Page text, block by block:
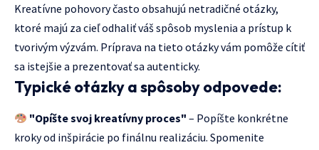
Kreatívne pohovory často obsahujú netradičné otázky,
ktoré majú za cieľ odhaliť váš spôsob myslenia a prístup k
tvorivým výzvám. Príprava na tieto otázky vám pomôže cítiť
sa istejšie a prezentovať sa autenticky.
Typické otázky a spôsoby odpovede:
"Opíšte svoj kreatívny proces" – Popíšte konkrétne
kroky od inšpirácie po finálnu realizáciu. Spomenite